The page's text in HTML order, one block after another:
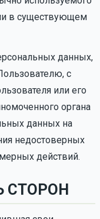
в существующем
данных,
с
или его
органа
данных на
недостоверных
действий.
СТОРОН